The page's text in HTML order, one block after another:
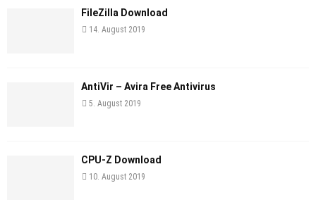
FileZilla Download
14. August 2019
AntiVir – Avira Free Antivirus
5. August 2019
CPU-Z Download
10. August 2019